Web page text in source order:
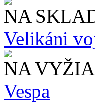
NA
Velikáni
NA
Vespa